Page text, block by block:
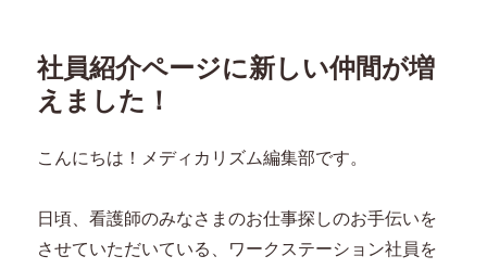
社員紹介ページに新しい仲間が増
えました！
こんにちは！メディカリズム編集部です。
日頃、看護師のみなさまのお仕事探しのお手伝いを
させていただいている、ワークステーション社員を